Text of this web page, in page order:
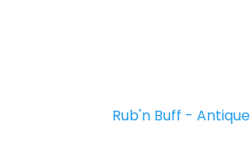
Rub'n Buff -